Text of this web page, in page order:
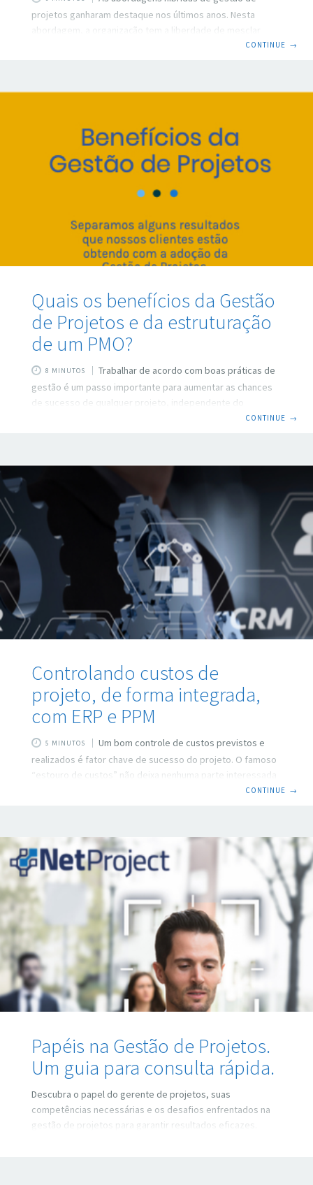
projetos ganharam destaque nos últimos anos. Nesta
abordagem, a organização tem a liberdade de mesclar
situação em que uma empresa administra suas equipes de
fora da equipe Scrum. Defensores da abordagem ágil
chegam a chamar o
CONTINUE →
Quais os benefícios da Gestão
de Projetos e da estruturação
de um PMO?
8 MINUTOS
Trabalhar de acordo com boas práticas de
gestão é um passo importante para aumentar as chances
de sucesso de qualquer projeto, independente do
tamanho, custo ou riscos envolvidos no projeto. O PMO, o
de recursos, desenho de metodologia e implantação de
softwares. Entendemos que não é possível falar em
implantar práticas de gestão sem contar com o apoio
desta importante área. Primeiro, vamos
CONTINUE →
Controlando custos de
projeto, de forma integrada,
com ERP e PPM
5 MINUTOS
Um bom controle de custos previstos e
realizados é fator chave de sucesso do projeto. O famoso
“estouro de custos” não deixa nenhuma parte interessada
do projeto satisfeita. Gastar mais que o previsto é dor de
Integrar softwares de gestão empresarial, os ERPs
(Enterprise Resource Planning), com softwares de gestão
de portfólio e projetos, os PPM (Project and Portfolio
Management), é uma boa forma de melhorar
CONTINUE →
Papéis na Gestão de Projetos.
Um guia para consulta rápida.
Descubra o papel do gerente de projetos, suas
competências necessárias e os desafios enfrentados na
gestão de projetos para garantir resultados eficazes.